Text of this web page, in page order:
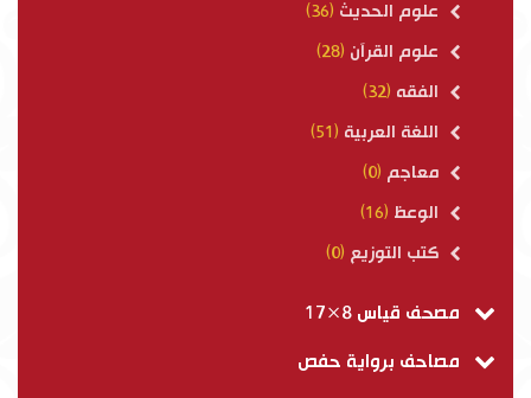
علوم الحديث (36)
علوم القرآن (28)
الفقه (32)
اللغة العربية (51)
معاجم (0)
الوعظ (16)
كتب التوزيع (0)
مصحف قياس 8×17
مصاحف برواية حفص